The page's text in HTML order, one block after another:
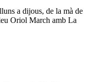
a dijous, de la mà de
Oriol March amb La